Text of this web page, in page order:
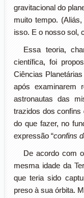
gravitacional do
muito tempo.
isso. E o nosso sol,
Essa teoria,
científica, foi
Ciências
após examinarem
astronautas das
trazidos dos confins
do que fazer, no
expressão “confins
De acordo com
mesma idade da
que teria sido
preso à sua órbita.